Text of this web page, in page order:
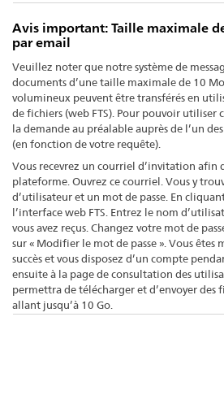
Avis important: Taille maximale
par email
Veuillez noter que notre système de
documents d’une taille maximale de 10
volumineux peuvent être transférés en
de fichiers (web FTS). Pour pouvoir utiliser
la demande au préalable auprès de l’un
(en fonction de votre requête).
Vous recevrez un courriel d’invitation afin
plateforme. Ouvrez ce courriel. Vous y
d’utilisateur et un mot de passe. En
l’interface web FTS. Entrez le nom
vous avez reçus. Changez votre mot de
sur « Modifier le mot de passe ». Vous êtes
succès et vous disposez d’un compte
ensuite à la page de consultation des
permettra de télécharger et d’envoyer des
allant jusqu’à 10 Go.